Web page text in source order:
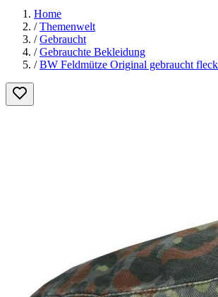
Home
/ Themenwelt
/ Gebraucht
/ Gebrauchte Bekleidung
/ BW Feldmütze Original gebraucht